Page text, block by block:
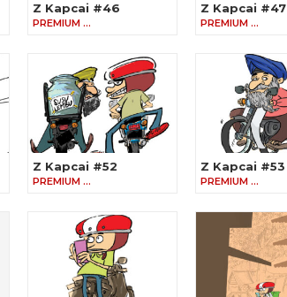
Z Kapcai #46
PREMIUM …
Z Kapcai #47
PREMIUM …
Z Kapcai #52
PREMIUM …
Z Kapcai #53
PREMIUM …